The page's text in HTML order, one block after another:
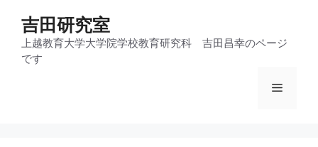
吉田研究室
上越教育大学大学院学校教育研究科 吉田昌幸のページ
です
メ